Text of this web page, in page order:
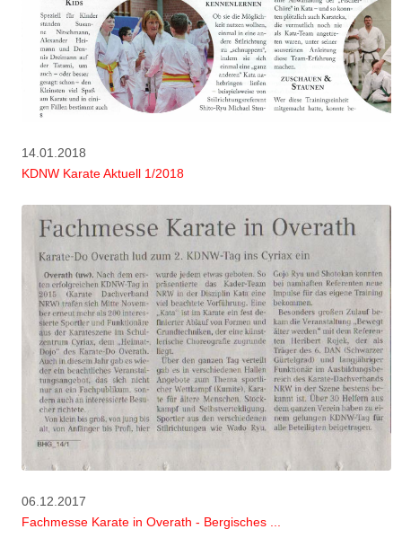
14.01.2018
KDNW Karate Aktuell 1/2018
06.12.2017
Fachmesse Karate in Overath - Bergisches ...